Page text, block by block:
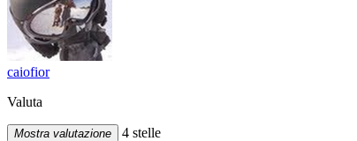
caiofior
Valuta
Mostra valutazione
4 stelle